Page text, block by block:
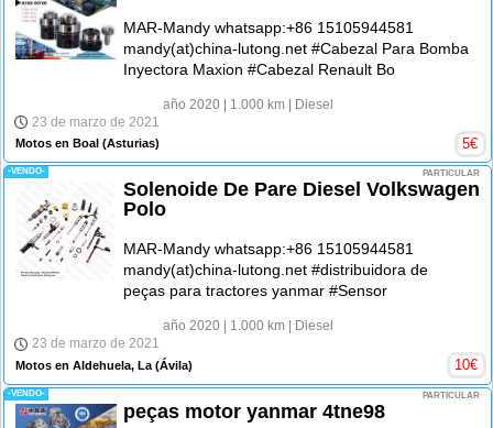
MAR-Mandy whatsapp:+86 15105944581
mandy(at)china-lutong.net #Cabezal Para Bomba
Inyectora Maxion #Cabezal Renault Bo
año 2020| 1.000 km| Diesel
23 de marzo de 2021
Motos en Boal (Asturias) 5€
-VENDO- PARTICULAR
Solenoide De Pare Diesel Volkswagen
Polo
MAR-Mandy whatsapp:+86 15105944581
mandy(at)china-lutong.net #distribuidora de
peças para tractores yanmar #Sensor
año 2020| 1.000 km| Diesel
23 de marzo de 2021
Motos en Aldehuela, La (Ávila) 10€
-VENDO- PARTICULAR
peças motor yanmar 4tne98